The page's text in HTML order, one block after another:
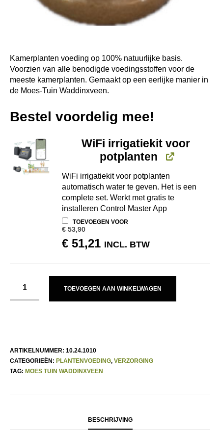
Kamerplanten voeding op 100% natuurlijke basis.
Voorzien van alle benodigde voedingsstoffen voor de
meeste kamerplanten. Gemaakt op een eerlijke manier in
de Moes-Tuin Waddinxveen.
Bestel voordelig mee!
WiFi irrigatiekit voor
potplanten
WiFi irrigatiekit voor potplanten
automatisch water te geven. Het is een
complete set. Werkt met gratis te
installeren Control Master App
TOEVOEGEN VOOR
€53,90
OORSPRONKELIJKE
€ 53,90.
€51,21HUIDIGE
€ 51,21.
INCL. BTW
TOEVOEGEN AAN WINKELWAGEN
ARTIKELNUMMER: 10.24.1010
CATEGORIEËN: PLANTENVOEDING, VERZORGING
TAG: MOES TUIN WADDINXVEEN
BESCHRIJVING